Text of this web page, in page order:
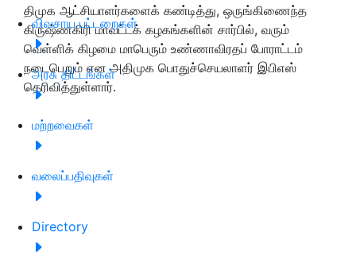
விவசாய பட்டறைகள்
அரசு திட்டங்கள்
மற்றவைகள்
வலைப்பதிவுகள்
Directory
திமுக ஆட்சியாளர்களைக் கண்டித்து, ஒருங்கிணைந்த
கிருஷ்ணகிரி மாவட்டக் கழகங்களின் சார்பில், வரும்
வெள்ளிக் கிழமை மாபெரும் உண்ணாவிரதப் போராட்டம்
நடைபெறும் என அதிமுக பொதுச்செயலாளர் இபிஎஸ்
தெரிவித்துள்ளார்.